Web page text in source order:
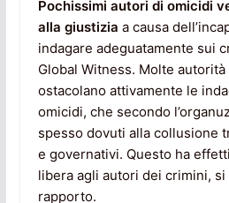
Pochissimi autori di omicidi
alla giustizia a causa
indagare adeguatamente sui
Global Witness. Molte
ostacolano attivamente le
omicidi, che secondo
spesso dovuti alla collusione
e governativi. Questo ha
libera agli autori dei crimini,
rapporto.